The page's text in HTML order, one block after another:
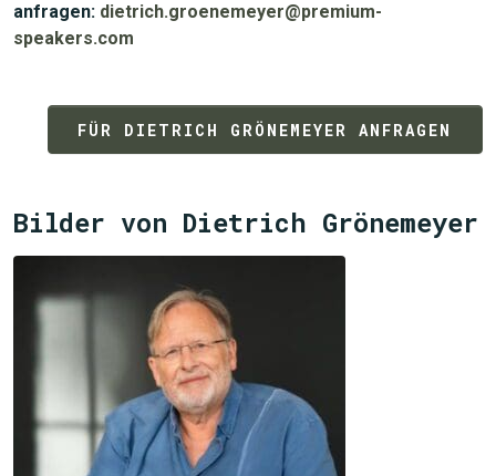
anfragen: dietrich.groenemeyer@premium-
speakers.com
FÜR DIETRICH GRÖNEMEYER ANFRAGEN
Bilder von Dietrich Grönemeyer